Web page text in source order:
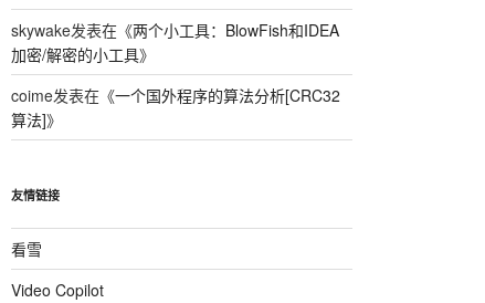
skywake发表在《两个小工具：BlowFish和IDEA
加密/解密的小工具》
coime发表在《一个国外程序的算法分析[CRC32
算法]》
友情链接
看雪
Video Copilot